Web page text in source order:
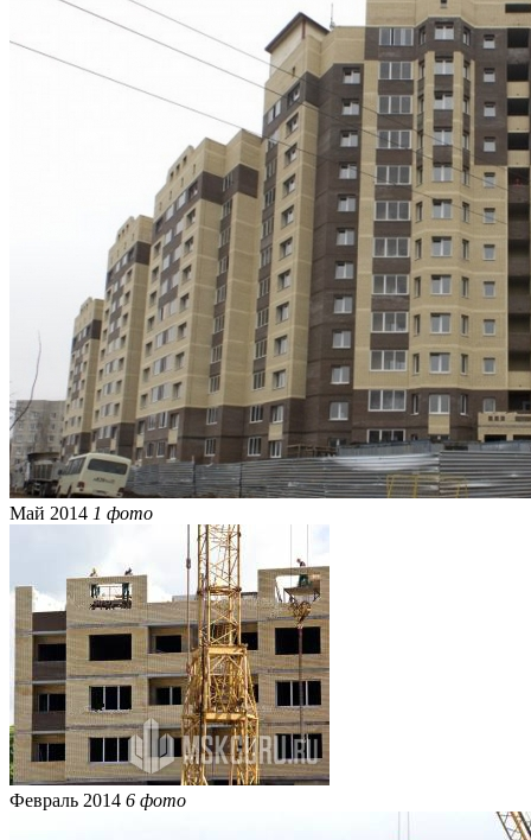
Май 2014 1 фото
Февраль 2014 6 фото